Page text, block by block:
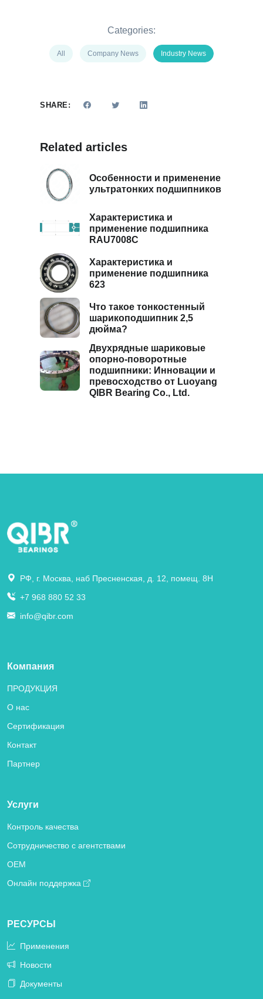
Categories:
All Company News Industry News
SHARE:
Related articles
Особенности и применение
ультратонких подшипников
Характеристика и
применение подшипника
RAU7008C
Характеристика и
применение подшипника
623
Что такое тонкостенный
шарикоподшипник 2,5
дюйма?
Двухрядные шариковые
опорно-поворотные
подшипники: Инновации и
превосходство от Luoyang
QIBR Bearing Co., Ltd.
РФ, г. Москва, наб Пресненская, д. 12, помещ. 8Н
+7 968 880 52 33
info@qibr.com
Компания
ПРОДУКЦИЯ
О нас
Сертификация
Контакт
Партнер
Услуги
Контроль качества
Сотрудничество с агентствами
OEM
Онлайн поддержка
РЕСУРСЫ
Применения
Новости
Документы